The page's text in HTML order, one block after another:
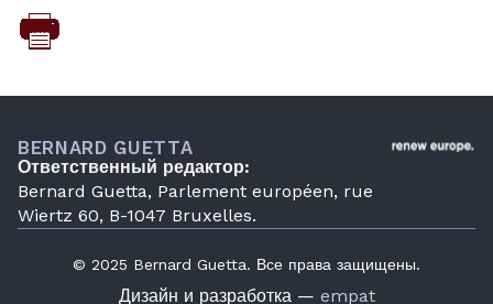
BERNARD GUETTA
Ответственный редактор:
Bernard Guetta, Parlement européen, rue
Wiertz 60, B-1047 Bruxelles.
© 2025 Bernard Guetta. Все права защищены.
Дизайн и разработка — empat